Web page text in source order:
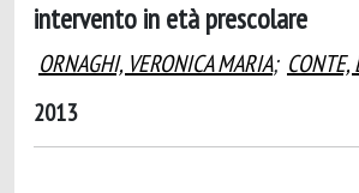
intervento in età prescolare
ORNAGHI, VERONICA MARIA; CONTE,
2013